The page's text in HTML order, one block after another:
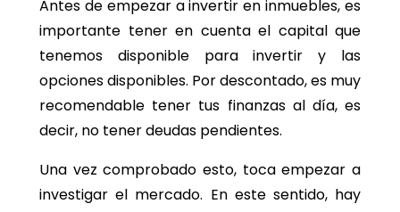
Antes de empezar a invertir en inmuebles, es
importante tener en cuenta el capital que
tenemos disponible para invertir y las
opciones disponibles. Por descontado, es muy
recomendable tener tus finanzas al día, es
decir, no tener deudas pendientes.
Una vez comprobado esto, toca empezar a
investigar el mercado. En este sentido, hay